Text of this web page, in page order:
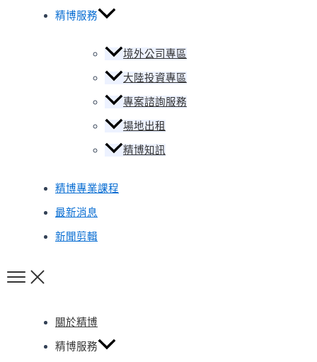
精博服務
境外公司專區
大陸投資專區
專案諮詢服務
場地出租
精博知訊
精博專業課程
最新消息
新聞剪輯
關於精博
精博服務